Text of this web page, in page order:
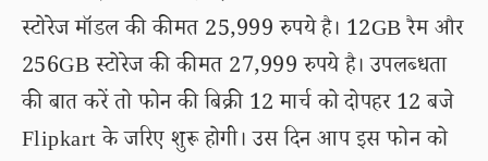
स्टोरेज मॉडल की कीमत 25,999 रुपये है। 12GB रैम और
256GB स्टोरेज की कीमत 27,999 रुपये है। उपलब्धता
की बात करें तो फोन की बिक्री 12 मार्च को दोपहर 12 बजे
Flipkart के जरिए शुरू होगी। उस दिन आप इस फोन को